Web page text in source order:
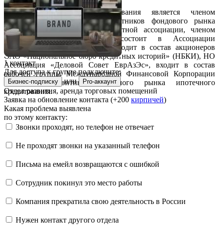
Банк Жилищного Финансирования является членом
Национальной ассоциации участников фондового рынка
(НАУФОР), Национальной валютной ассоциации, членом
фондовой секции ММВБ, состоит в Ассоциации
региональных банков России, входит в состав акционеров
ОАО «Национальное бюро кредитных историй» (НБКИ), НО
Ассоциация «Деловой Совет ЕврАзЭс», входит в состав
рабочей группы Международной Финансовой Корпорации
(IFC) по развитию первичного рынка ипотечного
кредитования.
1 контакт
Для доступа к группе подключите:
Бизнес-подписку или Pro-аккаунт
Отдел развития, аренда торговых помещений
Заявка на обновление контакта (+200 кирпичей)
Какая проблема выявлена
по этому контакту:
Звонки проходят, но телефон не отвечает
Не проходят звонки на указанный телефон
Письма на емейл возвращаются с ошибкой
Сотрудник покинул это место работы
Компания прекратила свою деятельность в России
Нужен контакт другого отдела